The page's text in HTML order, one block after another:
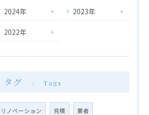
2024年 2023年
2022年
タグ Tags
リノベーション 見積 業者